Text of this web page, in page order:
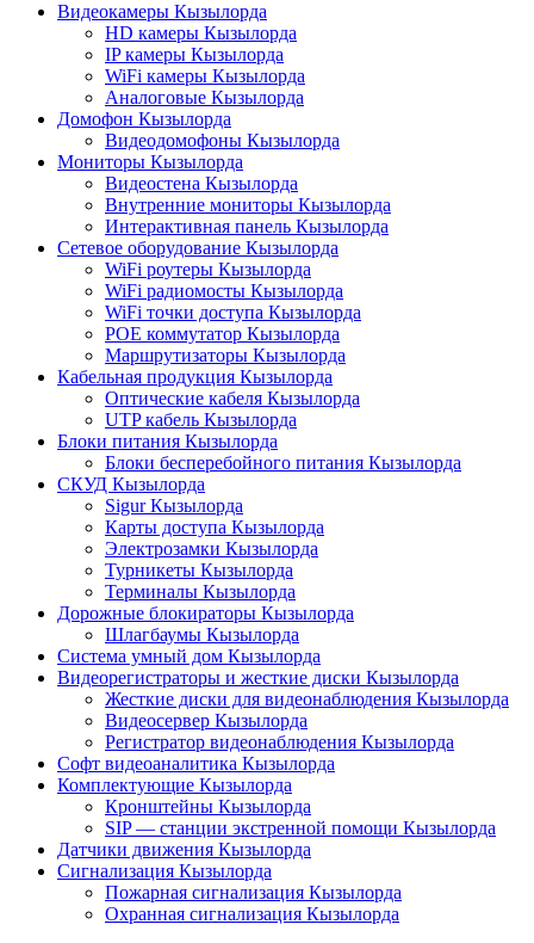
Видеокамеры Кызылорда
HD камеры Кызылорда
IP камеры Кызылорда
WiFi камеры Кызылорда
Аналоговые Кызылорда
Домофон Кызылорда
Видеодомофоны Кызылорда
Мониторы Кызылорда
Видеостена Кызылорда
Внутренние мониторы Кызылорда
Интерактивная панель Кызылорда
Сетевое оборудование Кызылорда
WiFi роутеры Кызылорда
WiFi радиомосты Кызылорда
WiFi точки доступа Кызылорда
POE коммутатор Кызылорда
Маршрутизаторы Кызылорда
Кабельная продукция Кызылорда
Оптические кабеля Кызылорда
UTP кабель Кызылорда
Блоки питания Кызылорда
Блоки бесперебойного питания Кызылорда
СКУД Кызылорда
Sigur Кызылорда
Карты доступа Кызылорда
Электрозамки Кызылорда
Турникеты Кызылорда
Терминалы Кызылорда
Дорожные блокираторы Кызылорда
Шлагбаумы Кызылорда
Система умный дом Кызылорда
Видеорегистраторы и жесткие диски Кызылорда
Жесткие диски для видеонаблюдения Кызылорда
Видеосервер Кызылорда
Регистратор видеонаблюдения Кызылорда
Софт видеоаналитика Кызылорда
Комплектующие Кызылорда
Кронштейны Кызылорда
SIP — станции экстренной помощи Кызылорда
Датчики движения Кызылорда
Сигнализация Кызылорда
Пожарная сигнализация Кызылорда
Охранная сигнализация Кызылорда